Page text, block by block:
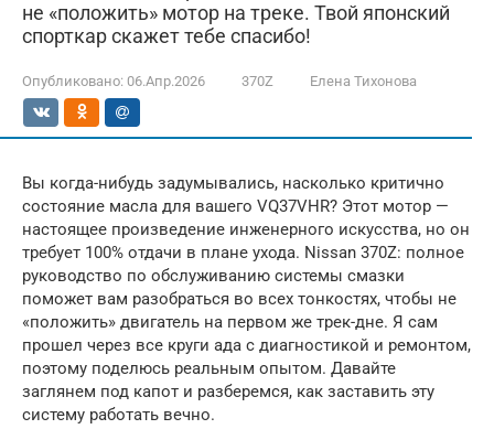
не «положить» мотор на треке. Твой японский
спорткар скажет тебе спасибо!
Опубликовано: 06.Апр.2026 370Z Елена Тихонова
Вы когда-нибудь задумывались, насколько критично
состояние масла для вашего VQ37VHR? Этот мотор —
настоящее произведение инженерного искусства, но он
требует 100% отдачи в плане ухода. Nissan 370Z: полное
руководство по обслуживанию системы смазки
поможет вам разобраться во всех тонкостях, чтобы не
«положить» двигатель на первом же трек-дне. Я сам
прошел через все круги ада с диагностикой и ремонтом,
поэтому поделюсь реальным опытом. Давайте
заглянем под капот и разберемся, как заставить эту
систему работать вечно.